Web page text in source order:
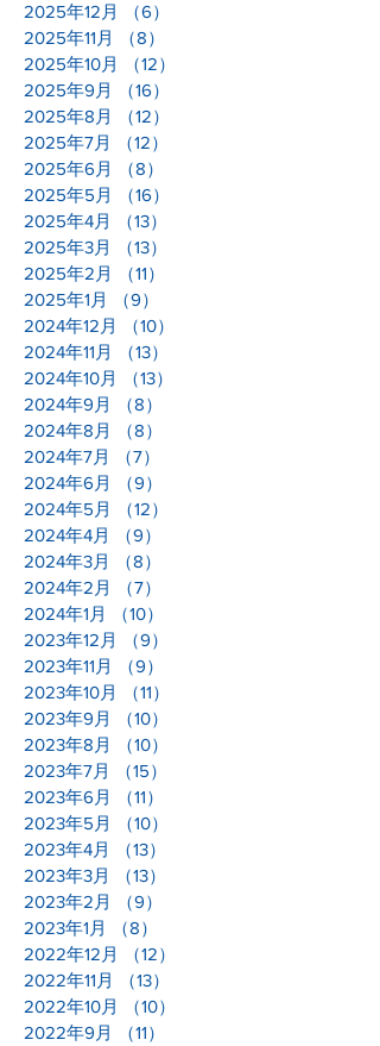
2025年12月
（6）
2025年11月
（8）
2025年10月
（12）
2025年9月
（16）
2025年8月
（12）
2025年7月
（12）
2025年6月
（8）
2025年5月
（16）
2025年4月
（13）
2025年3月
（13）
2025年2月
（11）
2025年1月
（9）
2024年12月
（10）
2024年11月
（13）
2024年10月
（13）
2024年9月
（8）
2024年8月
（8）
2024年7月
（7）
2024年6月
（9）
2024年5月
（12）
2024年4月
（9）
2024年3月
（8）
2024年2月
（7）
2024年1月
（10）
2023年12月
（9）
2023年11月
（9）
2023年10月
（11）
2023年9月
（10）
2023年8月
（10）
2023年7月
（15）
2023年6月
（11）
2023年5月
（10）
2023年4月
（13）
2023年3月
（13）
2023年2月
（9）
2023年1月
（8）
2022年12月
（12）
2022年11月
（13）
2022年10月
（10）
2022年9月
（11）